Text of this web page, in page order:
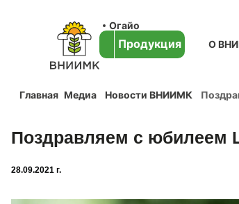
Огайо
Продукция О
Главная Медиа Новости ВНИИМК
Поздравляем с юбилеем
28.09.2021 г.